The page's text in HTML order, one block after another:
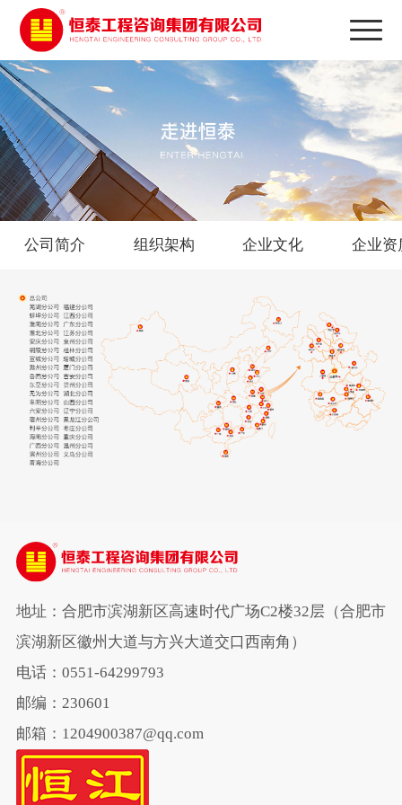
公司简介 组织架构 企业文化 企业资
地址：合肥市滨湖新区高速时代广场C2楼32层（合肥市
滨湖新区徽州大道与方兴大道交口西南角）
电话：0551-64299793
邮编：230601
邮箱：1204900387@qq.com